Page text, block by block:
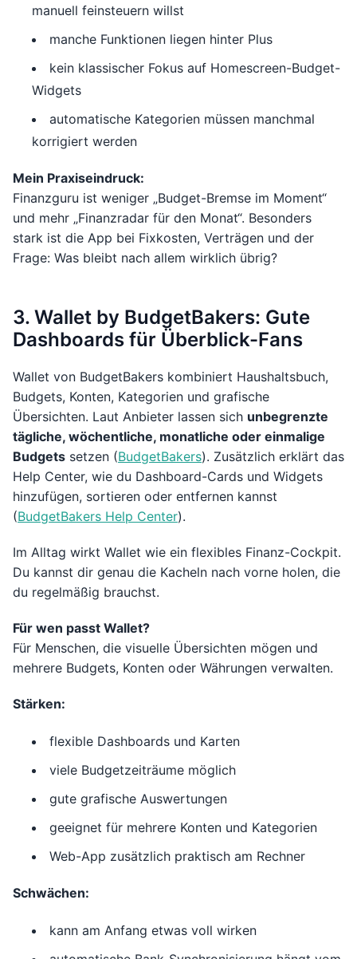
manuell feinsteuern willst
manche Funktionen liegen hinter Plus
kein klassischer Fokus auf Homescreen-Budget-
Widgets
automatische Kategorien müssen manchmal
korrigiert werden
Mein Praxiseindruck:
Finanzguru ist weniger „Budget-Bremse im Moment“
und mehr „Finanzradar für den Monat“. Besonders
stark ist die App bei Fixkosten, Verträgen und der
Frage: Was bleibt nach allem wirklich übrig?
3. Wallet by BudgetBakers: Gute
Dashboards für Überblick-Fans
Wallet von BudgetBakers kombiniert Haushaltsbuch,
Budgets, Konten, Kategorien und grafische
Übersichten. Laut Anbieter lassen sich unbegrenzte
tägliche, wöchentliche, monatliche oder einmalige
Budgets setzen (BudgetBakers). Zusätzlich erklärt das
Help Center, wie du Dashboard-Cards und Widgets
hinzufügen, sortieren oder entfernen kannst
(BudgetBakers Help Center).
Im Alltag wirkt Wallet wie ein flexibles Finanz-Cockpit.
Du kannst dir genau die Kacheln nach vorne holen, die
du regelmäßig brauchst.
Für wen passt Wallet?
Für Menschen, die visuelle Übersichten mögen und
mehrere Budgets, Konten oder Währungen verwalten.
Stärken:
flexible Dashboards und Karten
viele Budgetzeiträume möglich
gute grafische Auswertungen
geeignet für mehrere Konten und Kategorien
Web-App zusätzlich praktisch am Rechner
Schwächen:
kann am Anfang etwas voll wirken